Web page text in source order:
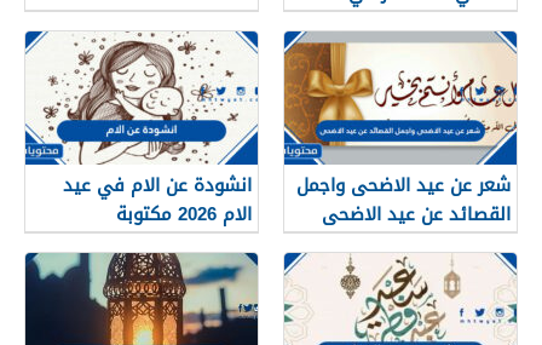
شعر عن عيد الاضحى واجمل
القصائد عن عيد الاضحى
2026
انشودة عن الام في عيد
الام 2026 مكتوبة